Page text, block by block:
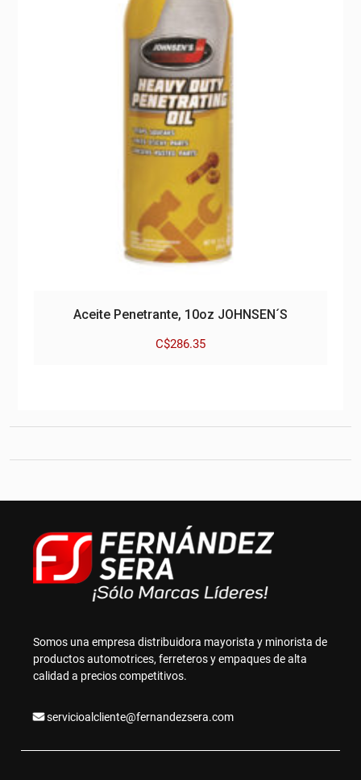
Aceite Penetrante, 10oz JOHNSEN´S
C$286.35
Somos una empresa distribuidora mayorista y minorista de
productos automotrices, ferreteros y empaques de alta
calidad a precios competitivos.
servicioalcliente@fernandezsera.com